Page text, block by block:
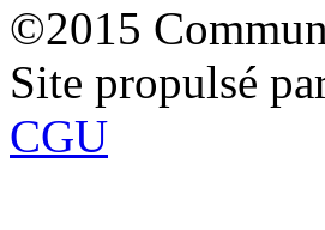
©2015
Site propulsé
CGU